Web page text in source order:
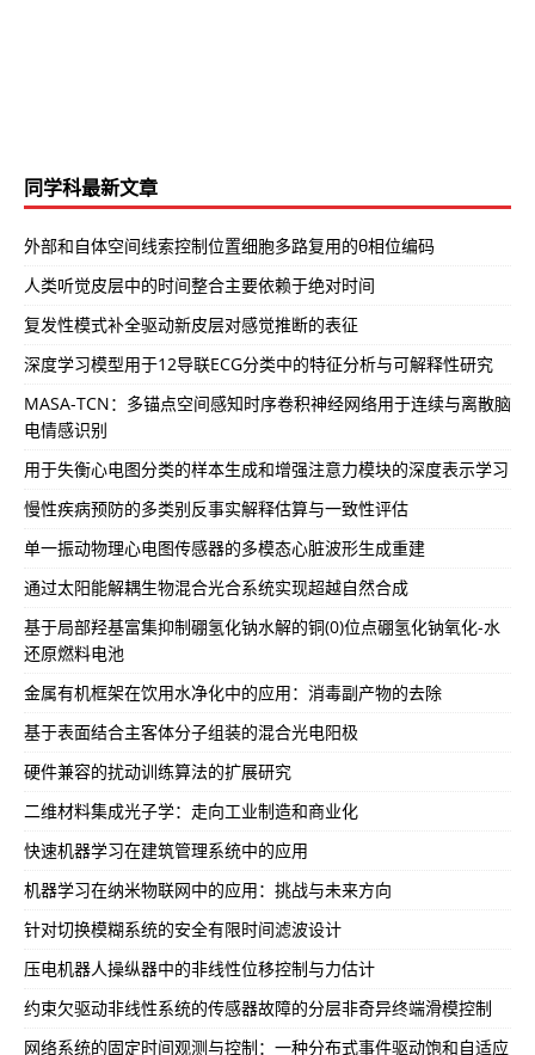
同学科最新文章
外部和自体空间线索控制位置细胞多路复用的θ相位编码
人类听觉皮层中的时间整合主要依赖于绝对时间
复发性模式补全驱动新皮层对感觉推断的表征
深度学习模型用于12导联ECG分类中的特征分析与可解释性研究
MASA-TCN：多锚点空间感知时序卷积神经网络用于连续与离散脑
电情感识别
用于失衡心电图分类的样本生成和增强注意力模块的深度表示学习
慢性疾病预防的多类别反事实解释估算与一致性评估
单一振动物理心电图传感器的多模态心脏波形生成重建
通过太阳能解耦生物混合光合系统实现超越自然合成
基于局部羟基富集抑制硼氢化钠水解的铜(0)位点硼氢化钠氧化-水
还原燃料电池
金属有机框架在饮用水净化中的应用：消毒副产物的去除
基于表面结合主客体分子组装的混合光电阳极
硬件兼容的扰动训练算法的扩展研究
二维材料集成光子学：走向工业制造和商业化
快速机器学习在建筑管理系统中的应用
机器学习在纳米物联网中的应用：挑战与未来方向
针对切换模糊系统的安全有限时间滤波设计
压电机器人操纵器中的非线性位移控制与力估计
约束欠驱动非线性系统的传感器故障的分层非奇异终端滑模控制
网络系统的固定时间观测与控制：一种分布式事件驱动饱和自适应